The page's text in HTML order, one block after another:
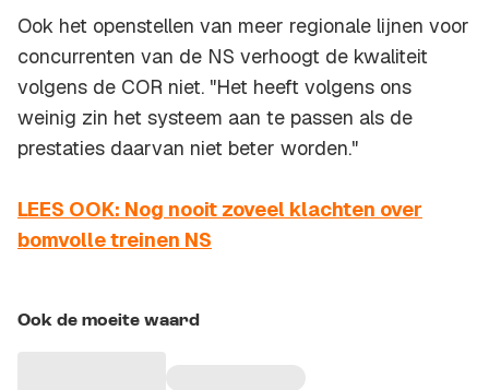
Ook het openstellen van meer regionale lijnen voor
concurrenten van de NS verhoogt de kwaliteit
volgens de COR niet. "Het heeft volgens ons
weinig zin het systeem aan te passen als de
prestaties daarvan niet beter worden."
LEES OOK: Nog nooit zoveel klachten over
bomvolle treinen NS
Ook de moeite waard